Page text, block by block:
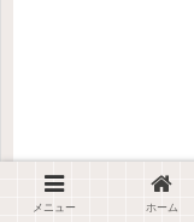
メニュー ホーム